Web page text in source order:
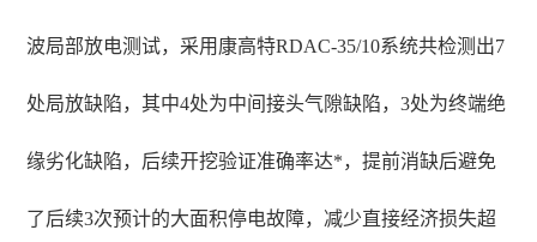
波局部放电测试，采用康高特RDAC-35/10系统共检测出7
处局放缺陷，其中4处为中间接头气隙缺陷，3处为终端绝
缘劣化缺陷，后续开挖验证准确率达*，提前消缺后避免
了后续3次预计的大面积停电故障，减少直接经济损失超